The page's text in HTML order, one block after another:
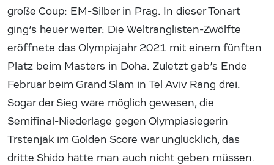
große Coup: EM-Silber in Prag. In dieser Tonart
ging’s heuer weiter: Die Weltranglisten-Zwölfte
eröffnete das Olympiajahr 2021 mit einem fünften
Platz beim Masters in Doha. Zuletzt gab’s Ende
Februar beim Grand Slam in Tel Aviv Rang drei.
Sogar der Sieg wäre möglich gewesen, die
Semifinal-Niederlage gegen Olympiasiegerin
Trstenjak im Golden Score war unglücklich, das
dritte Shido hätte man auch nicht geben müssen.